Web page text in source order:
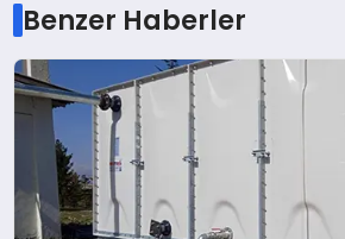
Benzer Haberler